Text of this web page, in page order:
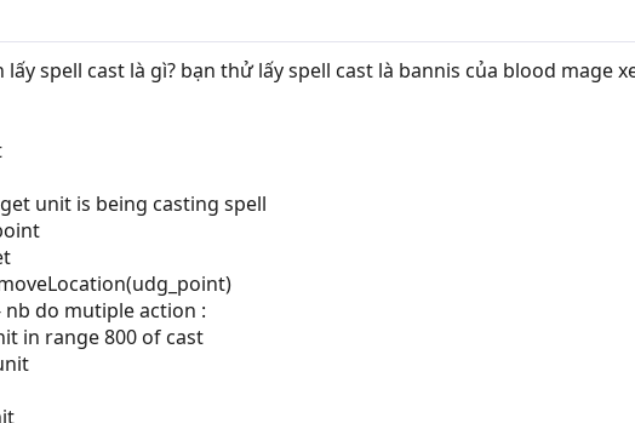
sửa dùm
spell cast là gì? bạn thử lấy spell cast là bannis của blood mage
unit is being casting spell
do mutiple action :
in range 800 of cast